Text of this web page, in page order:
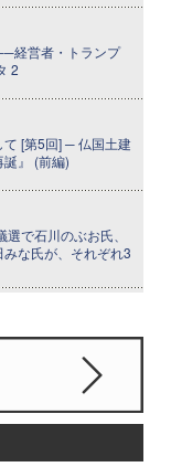
経営者・トランプ
2
[第5回] ─ 仏国土建
』 (前編)
で石川のぶお氏、
な氏が、それぞれ3